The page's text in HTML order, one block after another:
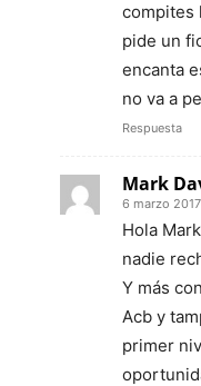
compites
pide un
encanta
no va a
Respuesta
Mark
6 marzo
Hola
nadie
Y más
Acb y
primer